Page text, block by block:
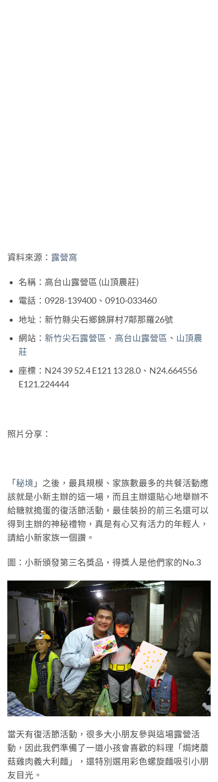
資料來源： 露營窩
名稱：高台山露營區 (山頂農莊)
電話：0928-139400、0910-033460
地址：新竹縣尖石鄉錦屏村7鄰那羅26號
網站： 新竹尖石露營區．高台山露營區 、 山頂農
莊
座標：N24 39 52.4 E121 13 28.0、N24.664556
E121.224444
照片分享：
「秘境 」之後，最具規模、家族數最多的共餐活動應
該就是小新主辦的這一場，而且主辦還貼心地舉辦不
給糖就搗蛋的復活節活動，最佳裝扮的前三名還可以
得到主辦的神秘禮物，真是有心又有活力的年輕人，
請給小新家族一個讚。
圖：小新頒發第三名獎品，得獎人是他們家的No.3
當天有復活節活動，很多大小朋友參與這場露營活
動，因此我們準備了一道小孩會喜歡的料理「焗烤蘑
菇雞肉義大利麵」，還特別選用彩色螺旋麵吸引小朋
友目光。